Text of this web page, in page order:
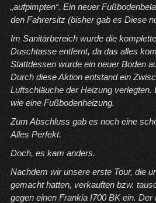
„aufpimpten“. Ein neuer
den Fahrersitz (bisher gab es Diese
Im Sanitärbereich wurde die
Duschtasse entfernt, da das alles
Stattdessen wurde ein neuer Boden
Durch diese Aktion entstand ein
Luftschläuche der Heizung verlegten.
wie eine Fußbodenheizung.
Zum Abschluss gab es noch eine
Alles Perfekt.
Doch, es kam anders.
Nachdem wir unsere erste Tour, die
gemacht hatten, verkauften bzw.
gegen einen Frankia I700 BK ein.